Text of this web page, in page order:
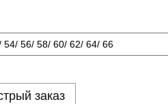
заказ